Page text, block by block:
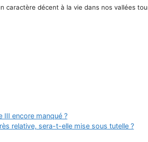
caractère décent à la vie dans nos vallées
III encore manqué ?
relative, sera-t-elle mise sous tutelle ?